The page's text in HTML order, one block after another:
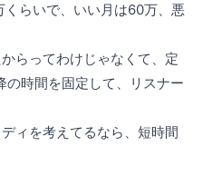
らいで、いい月は60万、悪
らってわけじゃなくて、定
時間を固定して、リスナー
ィを考えてるなら、短時間